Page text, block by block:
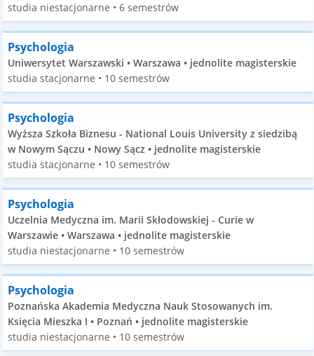
studia niestacjonarne • 6 semestrów
Psychologia
Uniwersytet Warszawski • Warszawa • jednolite magisterskie
studia stacjonarne • 10 semestrów
Psychologia
Wyższa Szkoła Biznesu - National Louis University z siedzibą
w Nowym Sączu • Nowy Sącz • jednolite magisterskie
studia stacjonarne • 10 semestrów
Psychologia
Uczelnia Medyczna im. Marii Skłodowskiej - Curie w
Warszawie • Warszawa • jednolite magisterskie
studia niestacjonarne • 10 semestrów
Psychologia
Poznańska Akademia Medyczna Nauk Stosowanych im.
Księcia Mieszka I • Poznań • jednolite magisterskie
studia niestacjonarne • 10 semestrów